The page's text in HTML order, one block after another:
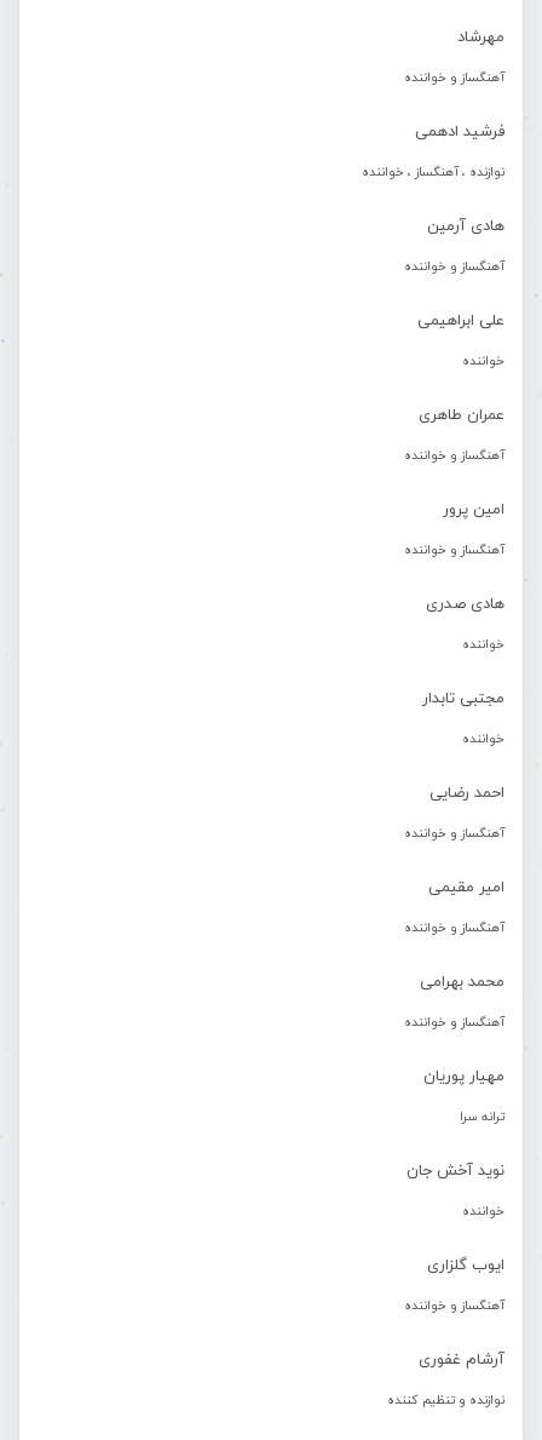
مهرشاد
آهنگساز و خواننده
فرشید ادهمی
نوازنده ، آهنگساز ، خواننده
هادی آرمین
آهنگساز و خواننده
علی ابراهیمی
خواننده
عمران طاهری
آهنگساز و خواننده
امین پرور
آهنگساز و خواننده
هادی صدری
خواننده
مجتبی تابدار
خواننده
احمد رضایی
آهنگساز و خواننده
امیر مقیمی
آهنگساز و خواننده
محمد بهرامی
آهنگساز و خواننده
مهیار پوریان
ترانه سرا
نوید آخش جان
خواننده
ایوب گلزاری
آهنگساز و خواننده
آرشام غفوری
نوازنده و تنظیم کننده